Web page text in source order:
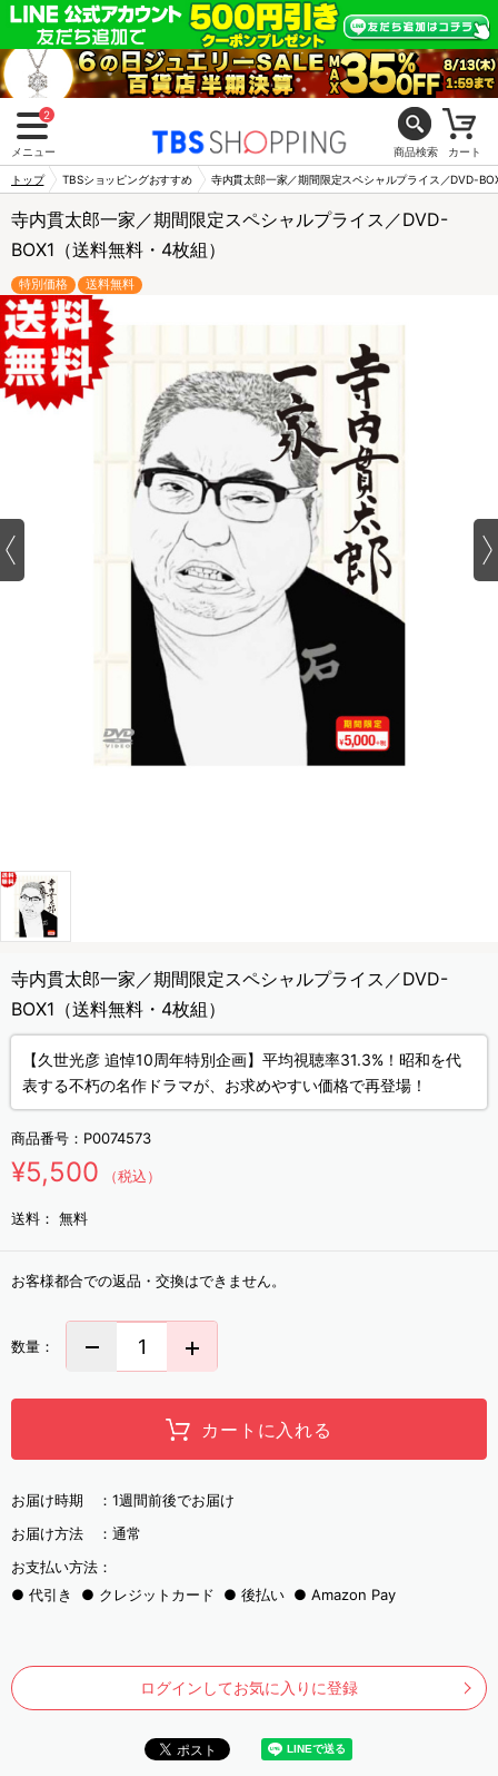
2
メニュー 商品検索 カート
トップ TBSショッピングおすすめ 寺内貫太郎一家／期間限定スペシャルプライス／DVD-
寺内貫太郎一家／期間限定スペシャルプライス／DVD-
BOX1（送料無料・4枚組）
特別価格 送料無料
寺内貫太郎一家／期間限定スペシャルプライス／DVD-
BOX1（送料無料・4枚組）
【久世光彦 追悼10周年特別企画】平均視聴率31.3%！昭和を代
表する不朽の名作ドラマが、お求めやすい価格で再登場！
商品番号： P0074573
¥5,500 （税込）
送料： 無料
お客様都合での返品・交換はできません。
数量：
カートに入れる
お届け時期 ： 1週間前後でお届け
お届け方法 ： 通常
お支払い方法：
代引き
クレジットカード 後払い Amazon Pay
ログインしてお気に入りに登録